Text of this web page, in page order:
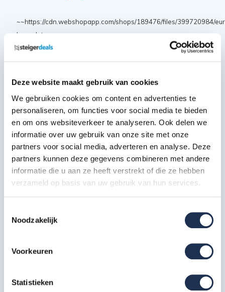
Deze website maakt gebruik van cookies
We gebruiken cookies om content en advertenties te
personaliseren, om functies voor social media te bieden
en om ons websiteverkeer te analyseren. Ook delen we
informatie over uw gebruik van onze site met onze
partners voor social media, adverteren en analyse. Deze
partners kunnen deze gegevens combineren met andere
informatie die u aan ze heeft verstrekt of die ze hebben
verzameld op basis van uw gebruik van hun services.
Noodzakelijk
Voorkeuren
Statistieken
~~https://cdn.webshopapp.com/shops/189476/files/399720984/
logo-data.png
Artikelcode 30360-1
Meest behulpzame reviews
Kwaliteit keurmerken, certificering en
veiligheidsnormen
Direct contact opnemen